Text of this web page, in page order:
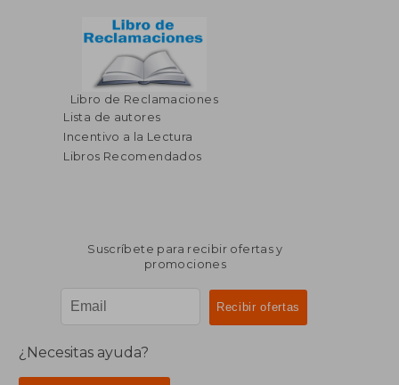
Libro de Reclamaciones
Lista de autores
Incentivo a la Lectura
Libros Recomendados
Suscríbete para recibir ofertas y
promociones
¿Necesitas ayuda?